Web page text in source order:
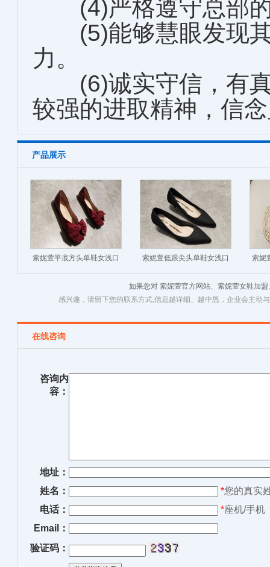
(4)严格遵守总部的
(5)能够慧眼发现其
力。
(6)诚实守信，有真
较强的进取精神，信
产品展示
索妮萱平底方头单鞋女浅口
甜美大蝴蝶结奶奶鞋软底舒
适小红鞋百搭
索妮萱低跟尖头单鞋女浅口
百搭猫跟高跟鞋韩版矮跟上
班工作鞋黑色春3cm
索妮
珍奶
如果您对 索妮萱官方网站、索妮萱女鞋加
感兴趣，请留下您的联系方式,信息越详细、越中恳，企业会主动
在线咨询
咨询内
容：
地址：
姓名：
*您的真实
电话：
*座机/手机
Email：
验证码：